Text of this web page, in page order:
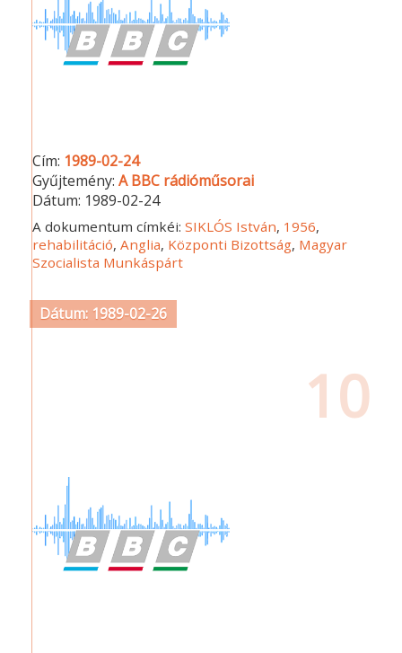
Cím: 1989-02-24
Gyűjtemény:A BBC rádióműsorai
Dátum: 1989-02-24
A dokumentum címkéi:SIKLÓS István, 1956,
rehabilitáció,Anglia, Központi Bizottság, Magyar
Szocialista Munkáspárt
Dátum: 1989-02-26
10